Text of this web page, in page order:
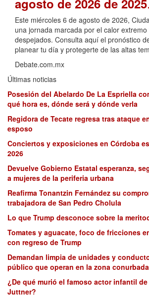
agosto de 2026 de 2025
Este miércoles 6 de agosto de 2026,
una jornada marcada por el calor extremo
despejados. Consulta aquí el pronóstico
planear tu día y protegerte de las altas
Debate.com.mx
Últimas noticias
Posesión del Abelardo De La Espriella
qué hora es, dónde será y dónde verla
Regidora de Tecate regresa tras ataque
esposo
Conciertos y exposiciones en Córdoba
2026
Devuelve Gobierno Estatal esperanza,
a mujeres de la periferia urbana
Reafirma Tonantzin Fernández su
trabajadora de San Pedro Cholula
Lo que Trump desconoce sobre la
Tomates y aguacate, foco de fricciones
con regreso de Trump
Demandan limpia de unidades y
público que operan en la zona conurbada
¿De qué murió el famoso actor infantil
Juttner?